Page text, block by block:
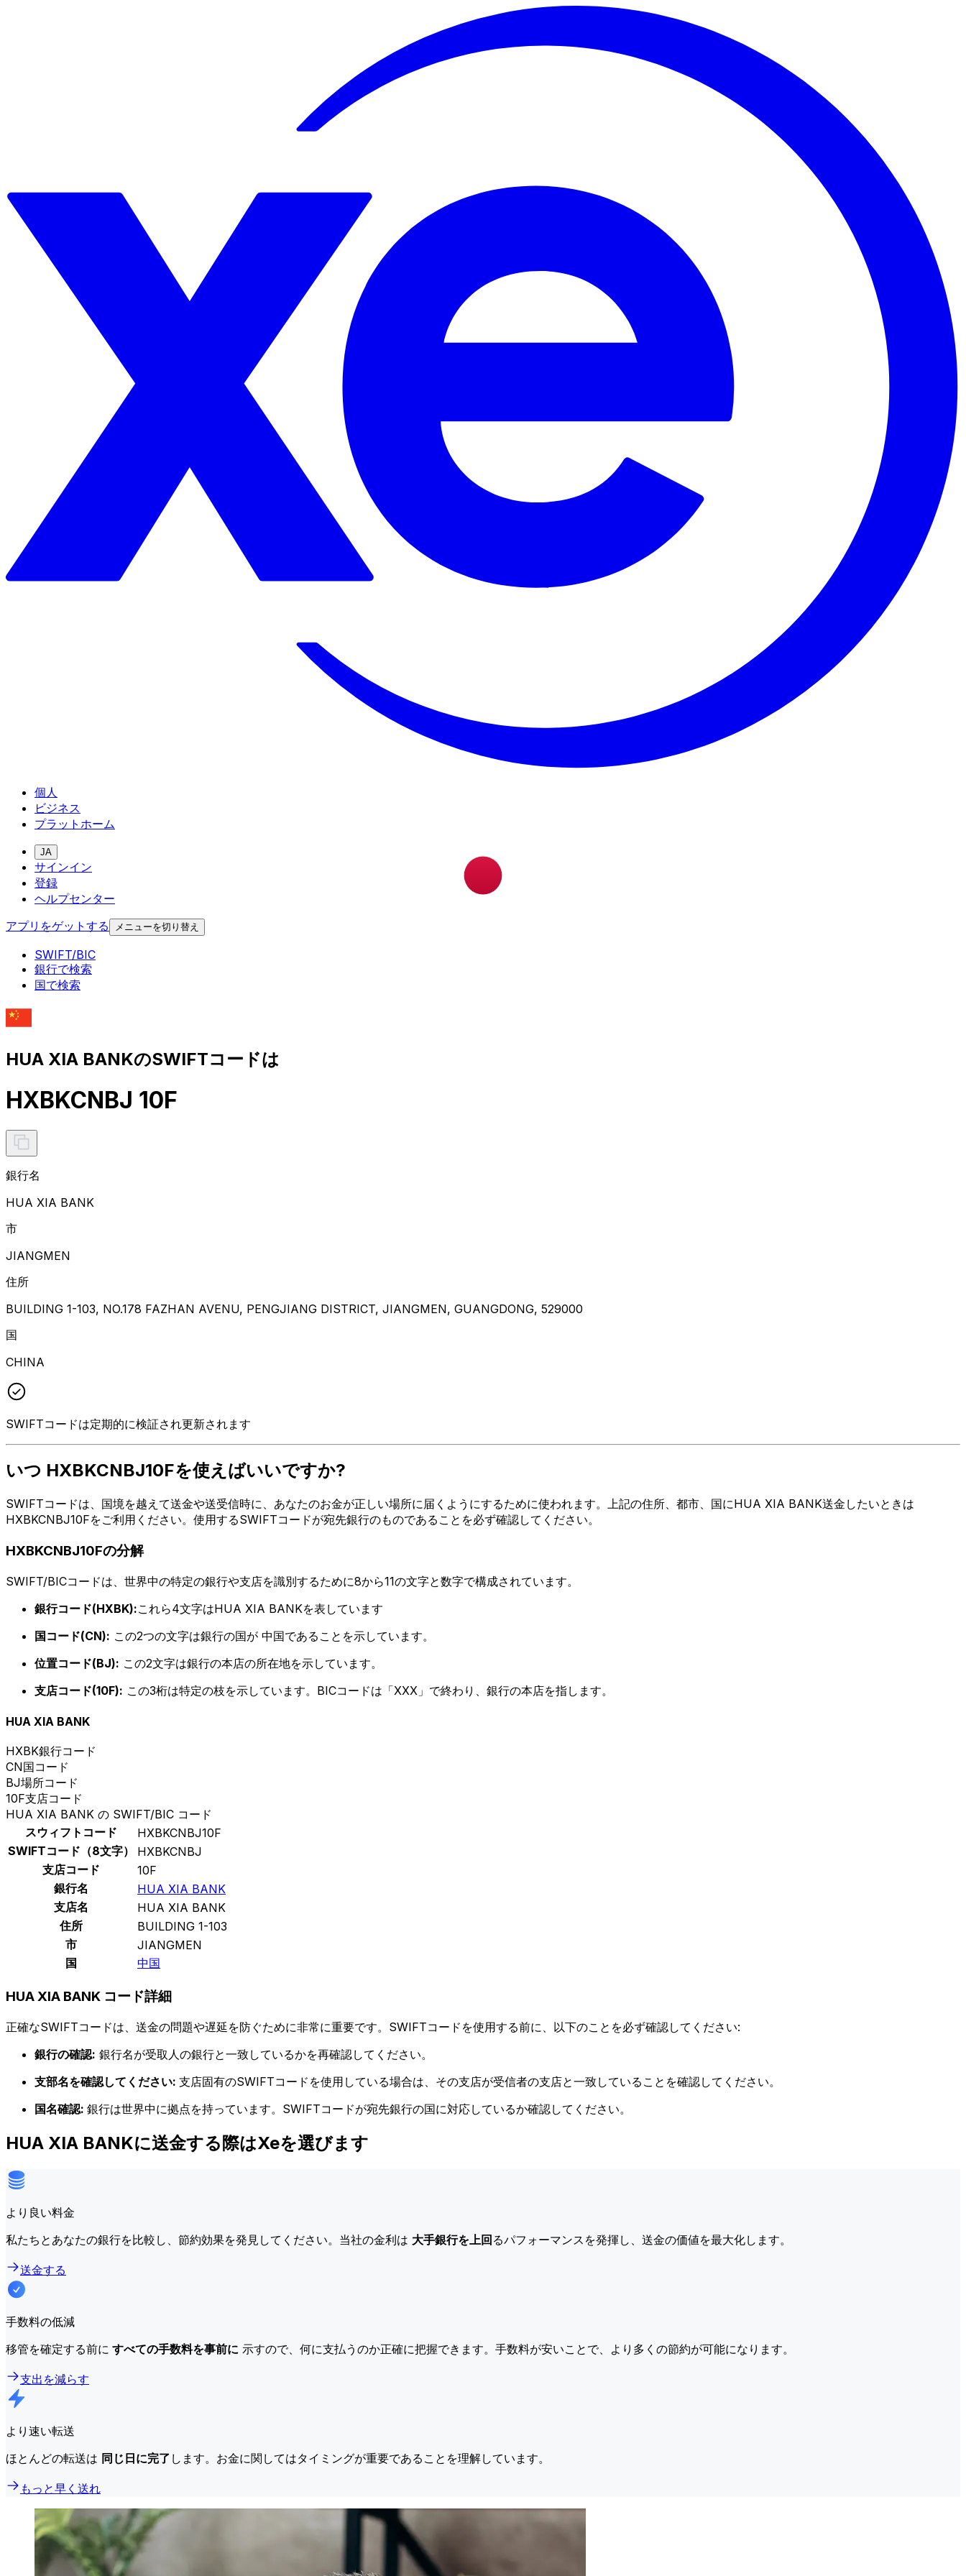
個人
ビジネス
プラットホーム
JA
サインイン
登録
ヘルプセンター
アプリをゲットする
メニューを切り替え
SWIFT/BIC
銀行で検索
国で検索
HUA XIA BANKのSWIFTコードは
HXBKCNBJ 10F
銀行名
HUA XIA BANK
市
JIANGMEN
住所
BUILDING 1-103, NO.178 FAZHAN AVENU, PENGJIANG DISTRICT, JIANGMEN, GUANGDONG, 529000
国
CHINA
SWIFTコードは定期的に検証され更新されます
いつ HXBKCNBJ10Fを使えばいいですか?
SWIFTコードは、国境を越えて送金や送受信時に、あなたのお金が正しい場所に届くようにするために使われます。上記の住所、都市、国にHUA XIA BANK送金したいときは
HXBKCNBJ10Fをご利用ください。使用するSWIFTコードが宛先銀行のものであることを必ず確認してください。
HXBKCNBJ10Fの分解
SWIFT/BICコードは、世界中の特定の銀行や支店を識別するために8から11の文字と数字で構成されています。
銀行コード(HXBK):これら4文字はHUA XIA BANKを表しています
国コード(CN): この2つの文字は銀行の国が 中国であることを示しています。
位置コード(BJ): この2文字は銀行の本店の所在地を示しています。
支店コード(10F): この3桁は特定の枝を示しています。BICコードは「XXX」で終わり、銀行の本店を指します。
HUA XIA BANK
HXBK銀行コード
CN国コード
BJ場所コード
10F支店コード
HUA XIA BANK の SWIFT/BIC コード
スウィフトコード
HXBKCNBJ10F
SWIFTコード（8文字）
HXBKCNBJ
支店コード
10F
銀行名
HUA XIA BANK
支店名
HUA XIA BANK
住所
BUILDING 1-103
市
JIANGMEN
国
中国
HUA XIA BANK コード詳細
正確なSWIFTコードは、送金の問題や遅延を防ぐために非常に重要です。SWIFTコードを使用する前に、以下のことを必ず確認してください:
銀行の確認: 銀行名が受取人の銀行と一致しているかを再確認してください。
支部名を確認してください: 支店固有のSWIFTコードを使用している場合は、その支店が受信者の支店と一致していることを確認してください。
国名確認: 銀行は世界中に拠点を持っています。SWIFTコードが宛先銀行の国に対応しているか確認してください。
HUA XIA BANKに送金する際はXeを選びます
より良い料金
私たちとあなたの銀行を比較し、節約効果を発見してください。当社の金利は 大手銀行を上回るパフォーマンスを発揮し、送金の価値を最大化します。
送金する
手数料の低減
移管を確定する前に すべての手数料を事前に 示すので、何に支払うのか正確に把握できます。手数料が安いことで、より多くの節約が可能になります。
支出を減らす
より速い転送
ほとんどの転送は 同じ日に完了 します。お金に関してはタイミングが重要であることを理解しています。
もっと早く送れ